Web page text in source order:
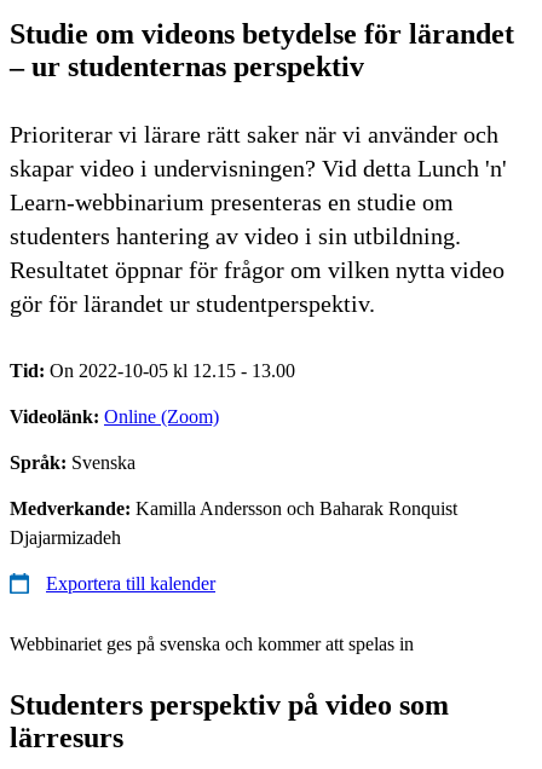
Studie om videons betydelse för lärandet
– ur studenternas perspektiv
Prioriterar vi lärare rätt saker när vi använder och
skapar video i undervisningen? Vid detta Lunch 'n'
Learn-webbinarium presenteras en studie om
studenters hantering av video i sin utbildning.
Resultatet öppnar för frågor om vilken nytta video
gör för lärandet ur studentperspektiv.
Tid: On 2022-10-05 kl 12.15 - 13.00
Videolänk: Online (Zoom)
Språk: Svenska
Medverkande: Kamilla Andersson och Baharak Ronquist
Djajarmizadeh
Exportera till kalender
Webbinariet ges på svenska och kommer att spelas in
Studenters perspektiv på video som
lärresurs